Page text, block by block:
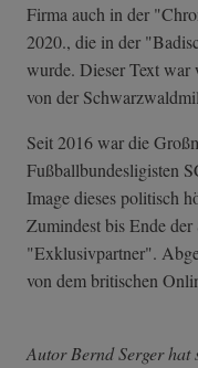
Firma auch in der
2020., die in der
wurde. Dieser Text
von der
Seit 2016 war die
Fußballbundesligisten
Image dieses politisch
Zumindest bis Ende
"Exklusivpartner".
von dem britischen
Autor Bernd Serger hat